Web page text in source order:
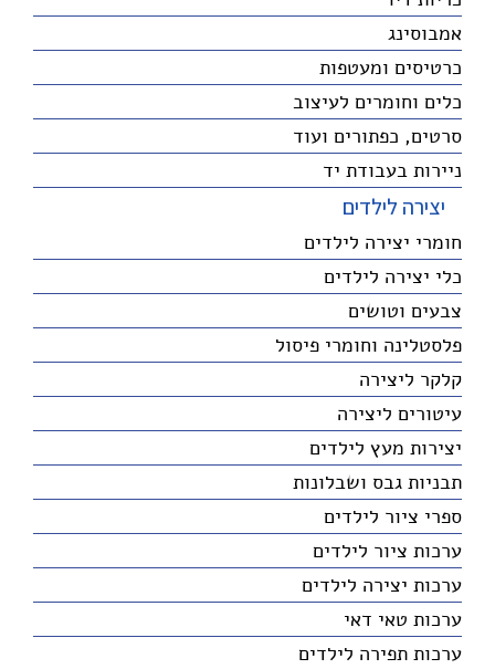
אמבוסינג
כרטיסים ומעטפות
כלים וחומרים לעיצוב
סרטים, כפתורים ועוד
ניירות בעבודת יד
יצירה לילדים
חומרי יצירה לילדים
כלי יצירה לילדים
צבעים וטושים
פלסטלינה וחומרי פיסול
קלקר ליצירה
עיטורים ליצירה
יצירות מעץ לילדים
תבניות גבס ושבלונות
ספרי ציור לילדים
ערכות ציור לילדים
ערכות יצירה לילדים
ערכות טאי דאי
ערכות תפירה לילדים